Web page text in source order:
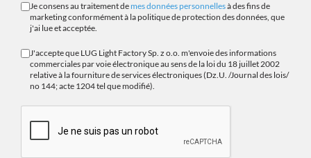
Je consens au traitement demes données personnellesà des fins de
marketing conformément à la politique de protection des données, que
j'ai lue et acceptée.
J'accepte que LUG Light Factory Sp. z o.o. m'envoie des informations
commerciales par voie électronique au sens de la loi du 18 juillet 2002
relative à la fourniture de services électroniques (Dz.U. /Journal des lois/
no 144; acte 1204 tel que modifié).